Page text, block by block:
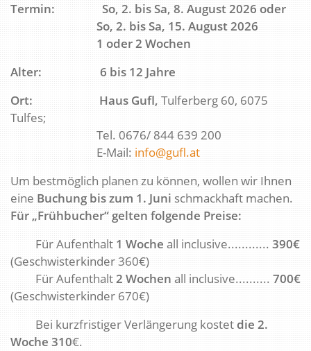
Termin: So, 2. bis Sa, 8. August 2026 oder
So, 2. bis Sa, 15. August 2026
1 oder 2 Wochen
Alter: 6 bis 12 Jahre
Ort: Haus Gufl, Tulferberg 60, 6075
Tulfes;
Tel. 0676/ 844 639 200
E-Mail: info@gufl.at
Um bestmöglich planen zu können, wollen wir Ihnen
eine Buchung bis zum 1. Juni schmackhaft machen.
Für „Frühbucher“ gelten folgende Preise:
Für Aufenthalt 1 Woche all inclusive............ 390€
(Geschwisterkinder 360€)
Für Aufenthalt2 Wochen all inclusive.......... 700€
(Geschwisterkinder 670€)
Bei kurzfristiger Verlängerung kostet die 2.
Woche 310€.